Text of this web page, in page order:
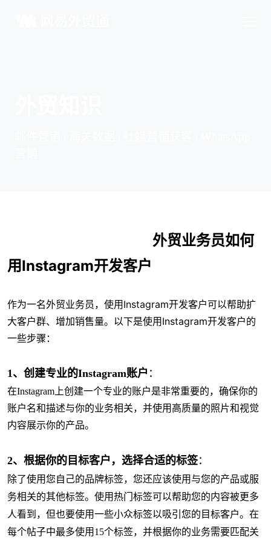
外贸业务员如何
用Instagram开发客户
作为一名外贸业务员，使用Instagram开发客户可以帮助扩
大客户群、增加销售量。以下是使用Instagram开发客户的
一些步骤：
1、创建专业的Instagram账户 ：
在Instagram上创建一个专业的账户是非常重要的，确保你的
账户名和描述与你的业务相关，并使用高质量的照片和视觉
内容展示你的产品。
2、 根据你的目标客户，选择合适的标签：
除了使用您自己的品牌标签，您还应该使用与您的产品或服
务相关的其他标签。使用热门标签可以帮助您的内容被更多
人看到，但也要使用一些小众标签以吸引您的目标客户。 在
每个帖子中最多使用15个标签，并根据你的业务需要匹配关